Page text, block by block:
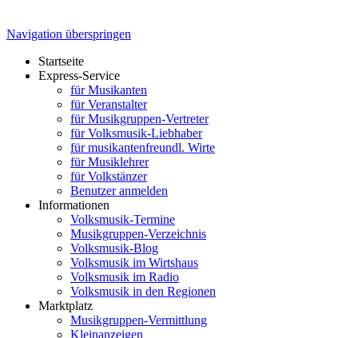
Navigation überspringen
Startseite
Express-Service
für Musikanten
für Veranstalter
für Musikgruppen-Vertreter
für Volksmusik-Liebhaber
für musikantenfreundl. Wirte
für Musiklehrer
für Volkstänzer
Benutzer anmelden
Informationen
Volksmusik-Termine
Musikgruppen-Verzeichnis
Volksmusik-Blog
Volksmusik im Wirtshaus
Volksmusik im Radio
Volksmusik in den Regionen
Marktplatz
Musikgruppen-Vermittlung
Kleinanzeigen